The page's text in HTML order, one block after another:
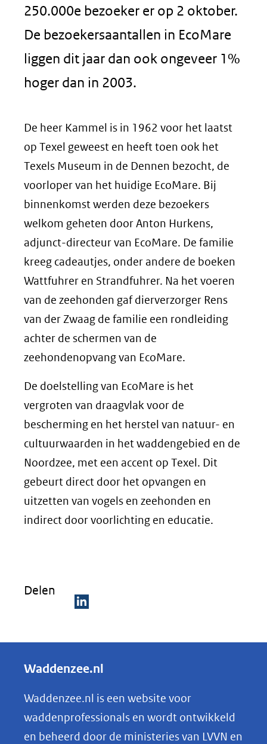
250.000e bezoeker er op 2 oktober.
De bezoekersaantallen in EcoMare
liggen dit jaar dan ook ongeveer 1%
hoger dan in 2003.
De heer Kammel is in 1962 voor het laatst
op Texel geweest en heeft toen ook het
Texels Museum in de Dennen bezocht, de
voorloper van het huidige EcoMare. Bij
binnenkomst werden deze bezoekers
welkom geheten door Anton Hurkens,
adjunct-directeur van EcoMare. De familie
kreeg cadeautjes, onder andere de boeken
Wattfuhrer en Strandfuhrer. Na het voeren
van de zeehonden gaf dierverzorger Rens
van der Zwaag de familie een rondleiding
achter de schermen van de
zeehondenopvang van EcoMare.
De doelstelling van EcoMare is het
vergroten van draagvlak voor de
bescherming en het herstel van natuur- en
cultuurwaarden in het waddengebied en de
Noordzee, met een accent op Texel. Dit
gebeurt direct door het opvangen en
uitzetten van vogels en zeehonden en
indirect door voorlichting en educatie.
Delen
e
e
n
o
p
Waddenzee.nl
Waddenzee.nl is een website voor
waddenprofessionals en wordt ontwikkeld
en beheerd door de ministeries van LVVN en